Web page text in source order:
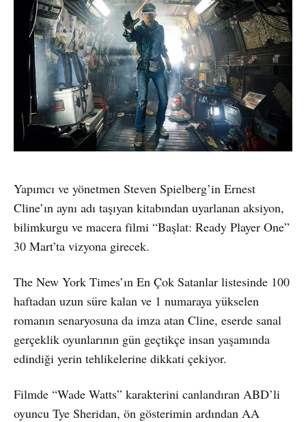
Yapımcı ve yönetmen Steven Spielberg’in Ernest
Cline’ın aynı adı taşıyan kitabından uyarlanan aksiyon,
bilimkurgu ve macera filmi “Başlat: Ready Player One”
30 Mart’ta vizyona girecek.
The New York Times’ın En Çok Satanlar listesinde 100
haftadan uzun süre kalan ve 1 numaraya yükselen
romanın senaryosuna da imza atan Cline, eserde sanal
gerçeklik oyunlarının gün geçtikçe insan yaşamında
edindiği yerin tehlikelerine dikkati çekiyor.
Filmde “Wade Watts” karakterini canlandıran ABD’li
oyuncu Tye Sheridan, ön gösterimin ardından AA